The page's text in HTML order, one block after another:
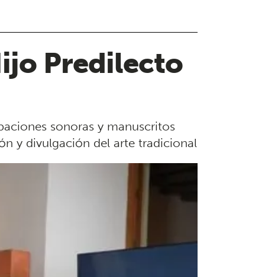
Predilecto
sonoras y manuscritos
y divulgación del arte tradicional